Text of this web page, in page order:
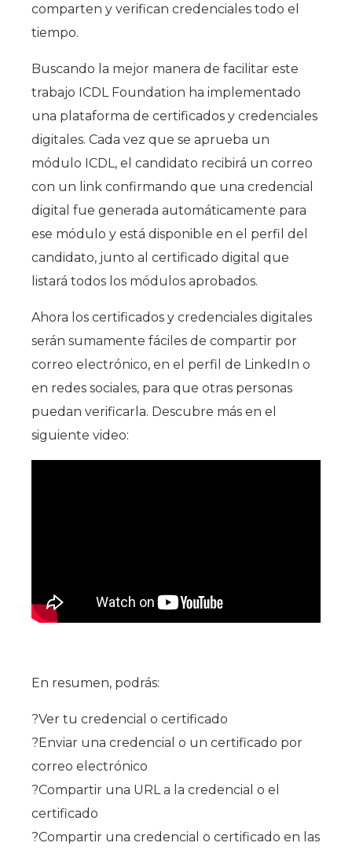
comparten y verifican credenciales todo el
tiempo.
Buscando la mejor manera de facilitar este
trabajo ICDL Foundation ha implementado
una plataforma de certificados y credenciales
digitales. Cada vez que se aprueba un
módulo ICDL, el candidato recibirá un correo
con un link confirmando que una credencial
digital fue generada automáticamente para
ese módulo y está disponible en el perfil del
candidato, junto al certificado digital que
listará todos los módulos aprobados.
Ahora los certificados y credenciales digitales
serán sumamente fáciles de compartir por
correo electrónico, en el perfil de LinkedIn o
en redes sociales, para que otras personas
puedan verificarla. Descubre más en el
siguiente video:
En resumen, podrás:
?Ver tu credencial o certificado
?Enviar una credencial o un certificado por
correo electrónico
?Compartir una URL a la credencial o el
certificado
?Compartir una credencial o certificado en las